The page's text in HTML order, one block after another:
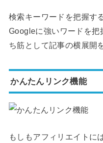
検索キーワードを把握す
Googleに強いワードを把
ち筋として記事の横展開
かんたんリンク機能
もしもアフィリエイトに